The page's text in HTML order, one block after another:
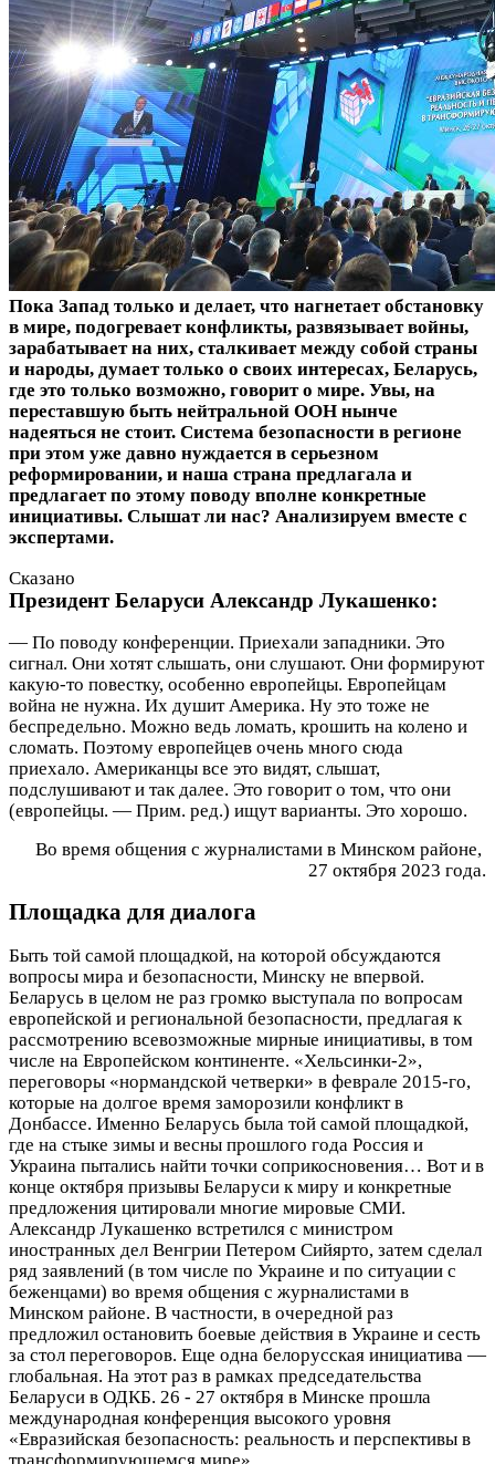
Пока Запад только и делает, что нагнетает обстановку
в мире, подогревает конфликты, развязывает войны,
зарабатывает на них, сталкивает между собой страны
и народы, думает только о своих интересах, Беларусь,
где это только возможно, говорит о мире. Увы, на
переставшую быть нейтральной ООН нынче
надеяться не стоит. Система безопасности в регионе
при этом уже давно нуждается в серьезном
реформировании, и наша страна предлагала и
предлагает по этому поводу вполне конкретные
инициативы. Слышат ли нас? Анализируем вместе с
экспертами.
Сказано­
Президент Беларуси Александр ­Лукашенко:
— По поводу конференции. Приехали западники. Это
сигнал. Они хотят слышать, они слушают. Они формируют
какую‑то повестку, особенно европейцы. Европейцам
война не нужна. Их душит Америка. Ну это тоже не
беспредельно. Можно ведь ломать, крошить на колено и
сломать. Поэтому европейцев очень много сюда
приехало. Американцы все это видят, слышат,
подслушивают и так далее. Это говорит о том, что они
(европейцы. — Прим. ред.) ищут варианты. Это хорошо.
Во время общения с журналистами в Минском районе,
27 октября 2023 года.
Площадка для диалога
Быть той самой площадкой, на которой обсуждаются
вопросы мира и безопасности, Минску не впервой.
Беларусь в целом не раз громко выступала по вопросам
европейской и региональной безопасности, предлагая к
рассмотрению всевозможные мирные инициативы, в том
числе на Европейском континенте. «Хельсинки‑2»,
переговоры «нормандской четверки» в феврале 2015‑го,
которые на долгое время заморозили конфликт в
Донбассе. Именно Беларусь была той самой площадкой,
где на стыке зимы и весны прошлого года Россия и
Украина пытались найти точки соприкосновения… Вот и в
конце октября призывы Беларуси к миру и конкретные
предложения цитировали многие мировые СМИ.
Александр ­Лукашенко встретился с министром
иностранных дел Венгрии Петером Сийярто, затем сделал
ряд заявлений (в том числе по Украине и по ситуации с
беженцами) во время общения с журналистами в
Минском районе. В частности, в очередной раз
предложил остановить боевые действия в Украине и сесть
за стол переговоров. Еще одна белорусская инициатива —
глобальная. На этот раз в рамках председательства
Беларуси в ОДКБ. 26 - 27 октября в Минске прошла
международная конференция высокого уровня
«Евразийская безопасность: реальность и перспективы в